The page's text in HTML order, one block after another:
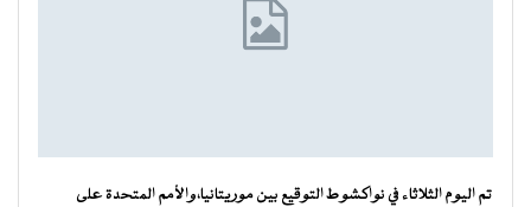
تم اليوم الثلاثاء في نواكشوط التوقيع بين موريتانيا،والأمم المتحدة على